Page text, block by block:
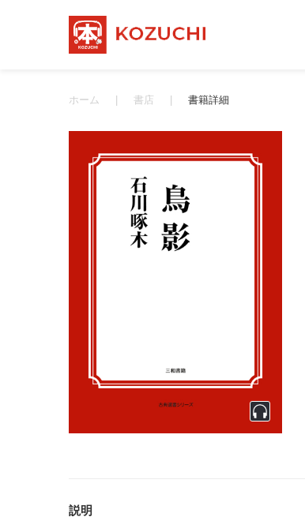
ホーム 書店 書籍詳細
説明